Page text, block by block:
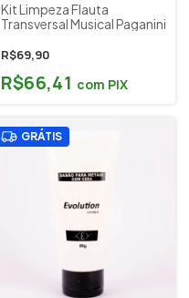
Kit Limpeza Flauta
Transversal Musical Paganini
R$69,90
R$66,41 com PIX
GRÁTIS